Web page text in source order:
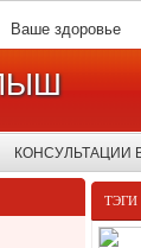
Ваше здоровье
КОНСУЛЬТАЦИИ
ТЭГИ